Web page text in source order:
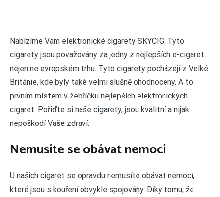
Nabízíme Vám elektronické cigarety SKYCIG. Tyto
cigarety jsou považovány za jedny z nejlepších e-cigaret
nejen ne evropském trhu. Tyto cigarety pocházejí z Velké
Británie, kde byly také velmi slušně ohodnoceny. A to
prvním místem v žebříčku nejlepších elektronických
cigaret. Pořiďte si naše cigarety, jsou kvalitní a nijak
nepoškodí Vaše zdraví.
Nemusíte se obávat nemocí
U našich cigaret se opravdu nemusíte obávat nemocí,
které jsou s kouření obvykle spojovány. Díky tomu, že